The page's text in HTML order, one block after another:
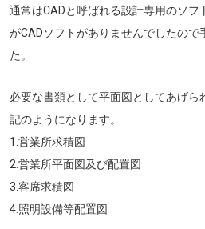
通常はCADと呼ばれる設計専用のソフ
がCADソフトがありませんでしたので
た。
必要な書類として平面図としてあげ
記のようになります。
1.営業所求積図
2.営業所平面図及び配置図
3.客席求積図
4.照明設備等配置図